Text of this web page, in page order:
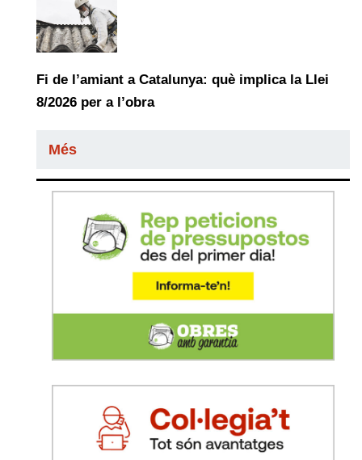
Fi de l’amiant a Catalunya: què implica la Llei
8/2026 per a l’obra
Més